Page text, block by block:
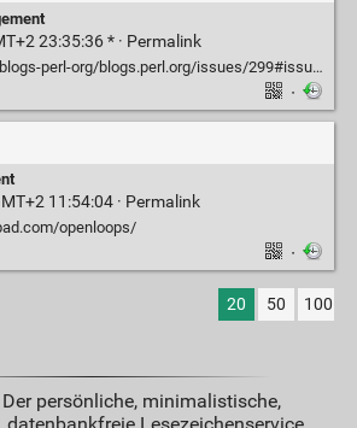
23:35:36 * · Permalink
org/blogs.perl.org/issues/299#issuecomment-633963163
·
11:54:04 · Permalink
openloops/
·
20 50 100
Der persönliche, minimalistische,